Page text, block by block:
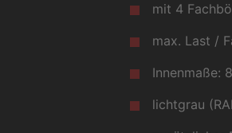
mit 4
max. Last /
Innenmaße:
lichtgrau